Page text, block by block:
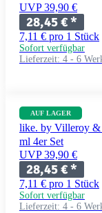
UVP 39,90 €
28,45 €*
7,11 € pro 1 Stück
Sofort verfügbar
Lieferzeit: 4 - 6
AUF LAGER
like. by Villeroy &
ml 4er Set
UVP 39,90 €
28,45 €*
7,11 € pro 1 Stück
Sofort verfügbar
Lieferzeit: 4 - 6